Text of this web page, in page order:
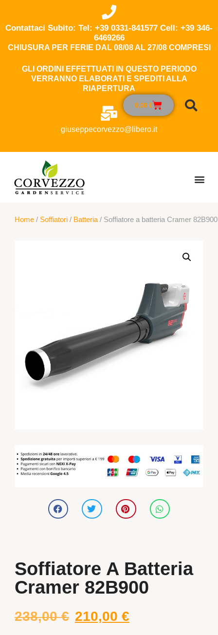
Contattaci Subito: Tel: +39 0331-841577 Cell: +39 346-
6469266
CHIUSURA PER FERIE DAL 08/08 AL 27/08 COMPRESI
GLI ORDINI EFFETTUATI IN QUESTO PERIODO
VERRANNO ELABORATI E SPEDITI ALLA
RIAPERTURA
giuseppecorvezzo@libero.it
0,00 €
Home / Soffiatori / Batteria / Soffiatore a batteria Cramer 82B900
Soffiatore A Batteria
Cramer 82B900
238,00€ 210,00 €